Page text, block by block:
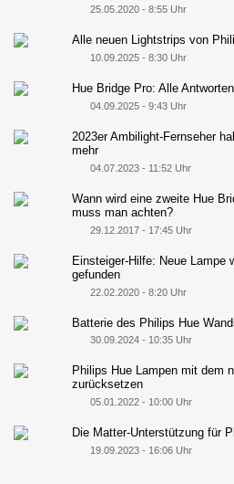
25.05.2020 - 8:55 Uhr
Alle neuen Lightstrips von
10.09.2025 - 8:30 Uhr
Hue Bridge Pro: Alle
04.09.2025 - 9:43 Uhr
2023er Ambilight-Fernseher
mehr
04.07.2023 - 11:52 Uhr
Wann wird eine zweite Hue
muss man achten?
29.12.2017 - 17:45 Uhr
Einsteiger-Hilfe: Neue Lampe
gefunden
22.02.2020 - 8:20 Uhr
Batterie des Philips Hue
30.09.2024 - 10:35 Uhr
Philips Hue Lampen mit dem
zurücksetzen
05.01.2022 - 10:00 Uhr
Die Matter-Unterstützung für
19.09.2023 - 16:06 Uhr